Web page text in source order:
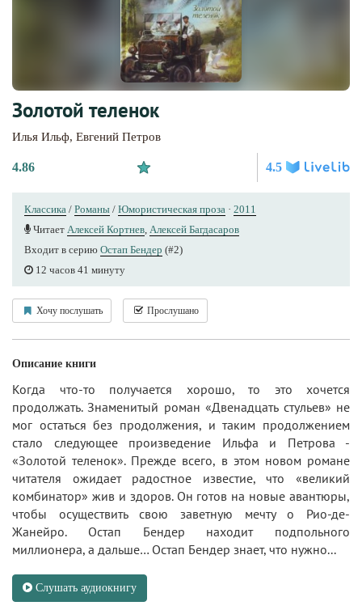
Золотой теленок
Илья Ильф, Евгений Петров
4.86 4.5
Классика / Романы / Юмористическая проза · 2011
Читает Алексей Кортнев Алексей Багдасаров
Входит в серию Остап Бендер (#2)
12 часов 41 минуту
Хочу послушать Прослушано
Описание книги
Когда что-то получается хорошо, то это хочется
продолжать. Знаменитый роман «Двенадцать стульев» не
мог остаться без продолжения, и таким продолжением
стало следующее произведение Ильфа и Петрова -
«Золотой теленок». Прежде всего, в этом новом романе
читателя ожидает радостное известие, что «великий
комбинатор» жив и здоров. Он готов на новые авантюры,
чтобы осуществить свою заветную мечту о Рио-де-
Жанейро. Остап Бендер находит подпольного
миллионера, а дальше… Остап Бендер знает, что нужно...
Слушать аудиокнигу